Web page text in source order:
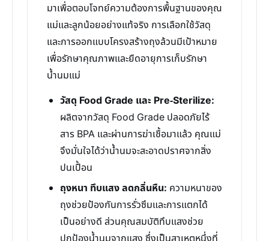
มาเพื่อตอบโจทย์ความต้องการพื้นฐานของคุณ
แม่และลูกน้อยอย่างแท้จริง การเลือกใช้วัสดุ
และการออกแบบโครงสร้างถุงล้วนมีเป้าหมาย
เพื่อรักษาคุณภาพและยืดอายุการเก็บรักษา
น้ำนมแม่
วัสดุ Food Grade และ Pre-Sterilize:
ผลิตจากวัสดุ Food Grade ปลอดภัยไร้
สาร BPA และผ่านการฆ่าเชื้อมาแล้ว คุณแม่
จึงมั่นใจได้ว่าน้ำนมจะสะอาดปราศจากสิ่ง
ปนเปื้อน
ถุงหนา ทึบแสง ลดกลิ่นหืน: ความหนาของ
ถุงช่วยป้องกันการรั่วซึมและการแตกได้
เป็นอย่างดี ส่วนคุณสมบัติทึบแสงช่วย